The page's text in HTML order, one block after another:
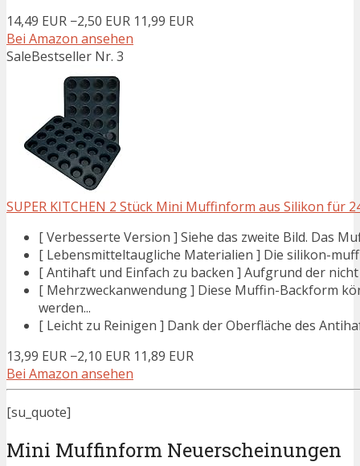
14,49 EUR −2,50 EUR 11,99 EUR
Bei Amazon ansehen
SaleBestseller Nr. 3
SUPER KITCHEN 2 Stück Mini Muffinform aus Silikon für
[ Verbesserte Version ] Siehe das zweite Bild. Das
[ Lebensmitteltaugliche Materialien ] Die silikon-
[ Antihaft und Einfach zu backen ] Aufgrund der
[ Mehrzweckanwendung ] Diese Muffin-Backform
werden...
[ Leicht zu Reinigen ] Dank der Oberfläche des
13,99 EUR −2,10 EUR 11,89 EUR
Bei Amazon ansehen
[su_quote]
Mini Muffinform Neuerscheinungen